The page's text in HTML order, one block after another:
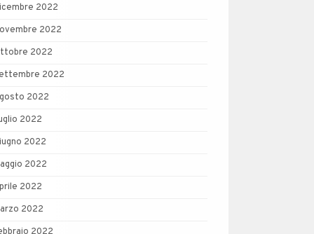
2022
2022
2022
2022
2022
2022
2022
2022
2022
2022
2022